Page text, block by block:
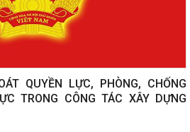
QUYỀN LỰC, PHÒNG, CHỐNG
TRONG CÔNG TÁC XÂY DỰNG